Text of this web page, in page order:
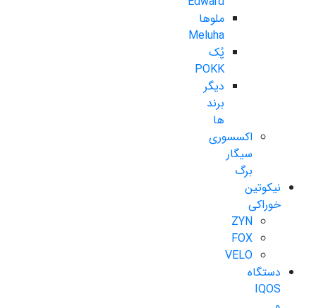
ملوها
Meluha
پُک
POKK
دیگر
برند
ها
اکسسوری
سیگار
برگ
نیکوتین
خوراکی
ZYN
FOX
VELO
دستگاه
IQOS